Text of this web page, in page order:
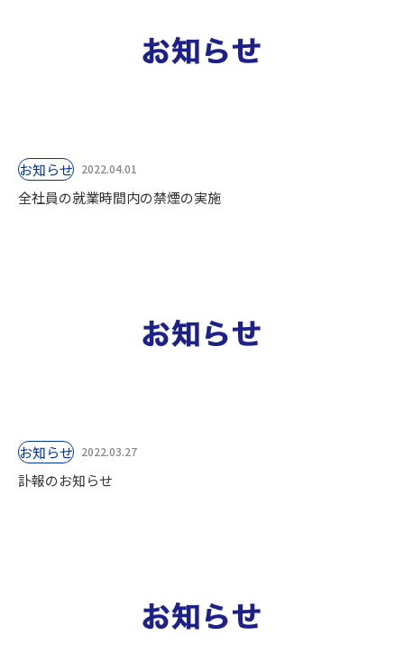
お知らせ 2022.04.01
全社員の就業時間内の禁煙の実施
お知らせ 2022.03.27
訃報のお知らせ